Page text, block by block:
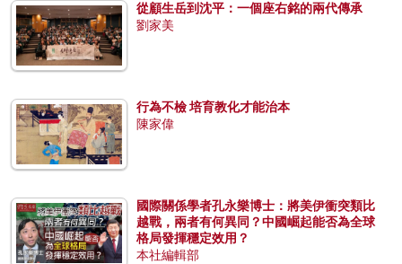
從顧生岳到沈平：一個座右銘的兩代傳承
劉家美
行為不檢 培育教化才能治本
陳家偉
國際關係學者孔永樂博士：將美伊衝突類比
越戰，兩者有何異同？中國崛起能否為全球
格局發揮穩定效用？
本社編輯部